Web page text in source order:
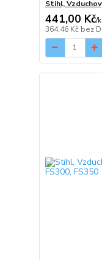
Stihl,
441,00 Kč/
364,46 Kč bez